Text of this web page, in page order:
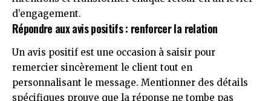
d’engagement.
Répondre aux avis positifs : renforcer la relation
Un avis positif est une occasion à saisir pour
remercier sincèrement le client tout en
personnalisant le message. Mentionner des détails
spécifiques prouve que la réponse ne tombe pas